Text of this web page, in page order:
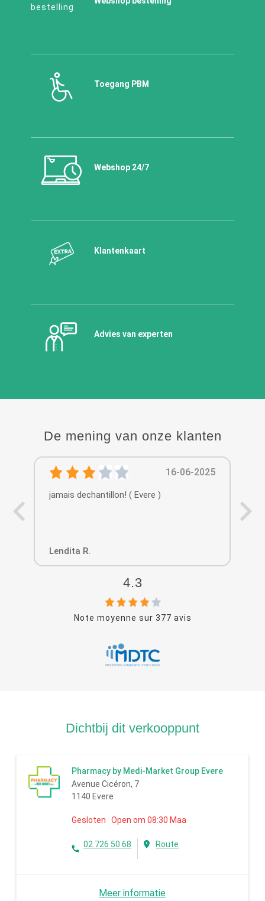
Toegang PBM
Webshop 24/7
Klantenkaart
Advies van experten
De mening van onze klanten
16-06-2025
jamais dechantillon! ( Evere )
Lendita R.
4.3
Note moyenne sur 377 avis
Dichtbij dit verkooppunt
Pharmacy by Medi-Market Group Evere
Avenue Cicéron, 7
1140 Evere
Gesloten Open om 08:30 Maa
02 726 50 68 Route
Meer informatie